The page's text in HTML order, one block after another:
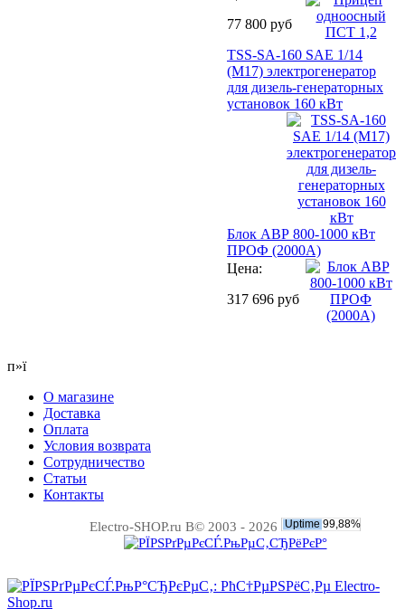
77 800 руб
TSS-SA-160 SAE 1/14
(М17) электрогенератор
для дизель-генераторных
установок 160 кВт
Блок АВР 800-1000 кВт
ПРОФ (2000А)
Цена:
317 696 руб
п»ї
О магазине
Доставка
Оплата
Условия возврата
Сотрудничество
Статьи
Контакты
Electro-SHOP.ru В© 2003 - 2026